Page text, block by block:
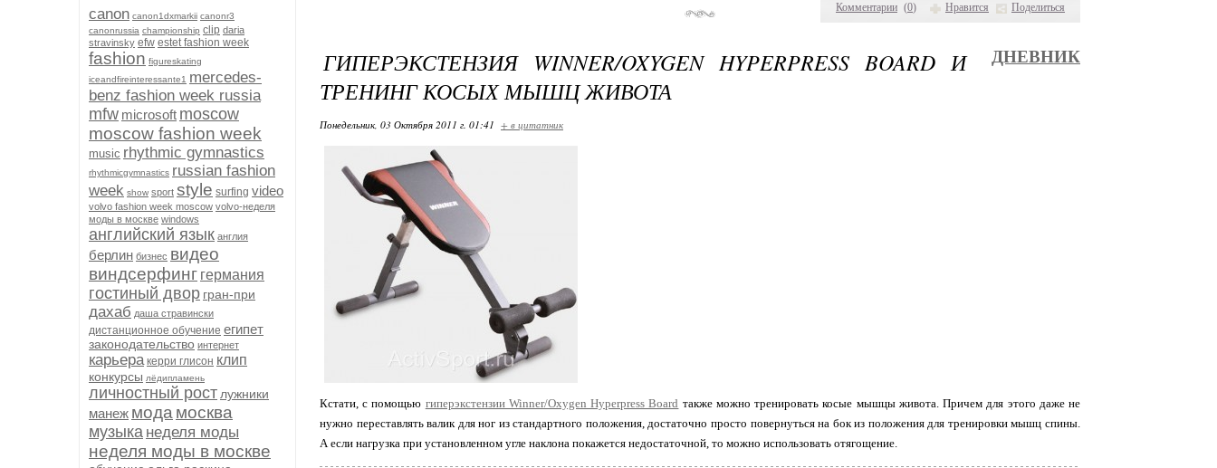
canon canon1dxmarkii canonr3
canonrussia championship clip daria
stravinsky efw estet fashion week
fashion figureskating
iceandfireinteressante1 mercedes-
benz fashion week russia
mfw microsoft moscow
moscow fashion week
music rhythmic gymnastics
rhythmicgymnastics russian fashion
week show sport style surfing video
volvo fashion week moscow volvo-неделя
моды в москве windows
английский язык англия
берлин бизнес видео
виндсерфинг германия
гостиный двор гран-при
дахаб даша стравински
дистанционное обучение египет
законодательство интернет
карьера керри глисон клип
конкурсы лёдипламень
личностный рост лужники
манеж мода москва
музыка неделя моды
неделя моды в москве
Комментарии (0) Нравится Поделиться
ГИПЕРЭКСТЕНЗИЯ WINNER/OXYGEN HYPERPRESS BOARD И
ТРЕНИНГ КОСЫХ МЫШЦ ЖИВОТА
ДНЕВНИК
Понедельник, 03 Октября 2011 г. 01:41 + в цитатник
Кстати, с помощью гиперэкстензии Winner/Oxygen Hyperpress Board также можно тренировать косые мышцы живота. Причем для этого даже не
нужно переставлять валик для ног из стандартного положения, достаточно просто повернуться на бок из положения для тренировки мышц спины.
А если нагрузка при установленном угле наклона покажется недостаточной, то можно использовать отягощение.